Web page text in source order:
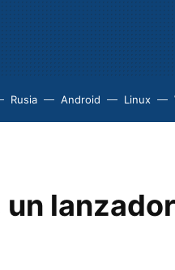
Rusia Android Linux